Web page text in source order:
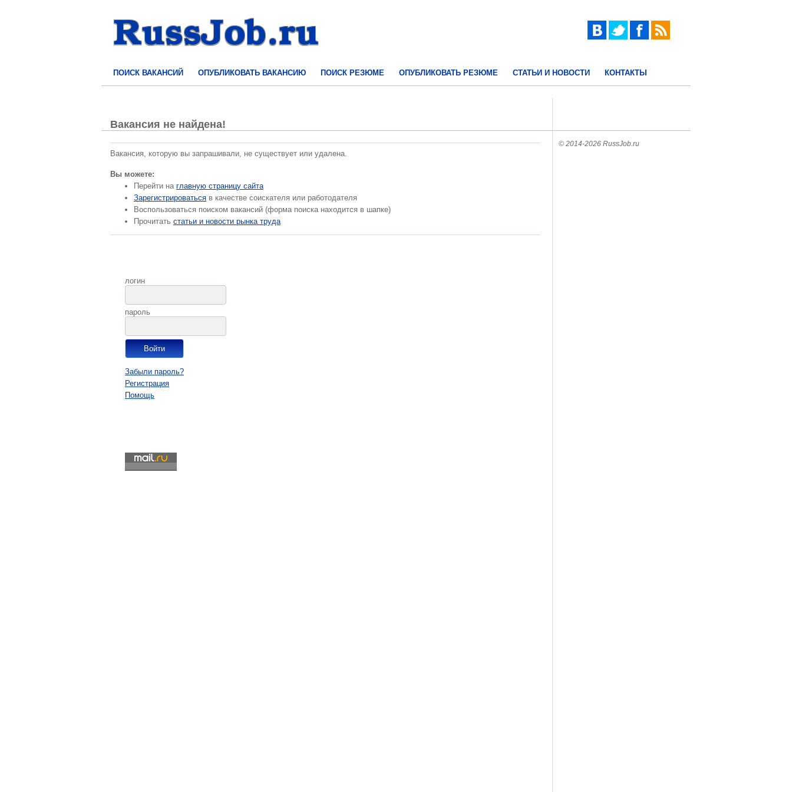
ПОИСК ВАКАНСИЙ ОПУБЛИКОВАТЬ ВАКАНСИЮ ПОИСК РЕЗЮМЕ ОПУБЛИКОВАТЬ РЕЗЮМЕ СТАТЬИ И НОВОСТИ КОНТАКТЫ
Вакансия не найдена!
Вакансия, которую вы запрашивали, не существует или удалена.
Вы можете:
Перейти на главную страницу сайта
Зарегистрироваться в качестве соискателя или работодателя
Воспользоваться поиском вакансий (форма поиска находится в шапке)
Прочитать статьи и новости рынка труда
логин
пароль
Забыли пароль?
Регистрация
Помощь
© 2014-2026 RussJob.ru